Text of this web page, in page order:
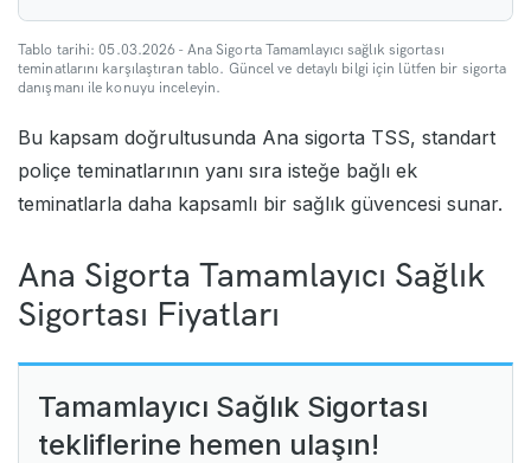
Tablo tarihi: 05.03.2026 - Ana Sigorta Tamamlayıcı sağlık sigortası
teminatlarını karşılaştıran tablo. Güncel ve detaylı bilgi için lütfen bir sigorta
danışmanı ile konuyu inceleyin.
Bu kapsam doğrultusunda Ana sigorta TSS, standart
poliçe teminatlarının yanı sıra isteğe bağlı ek
teminatlarla daha kapsamlı bir sağlık güvencesi sunar.
Ana Sigorta Tamamlayıcı Sağlık
Sigortası Fiyatları
Tamamlayıcı Sağlık Sigortası
tekliflerine hemen ulaşın!